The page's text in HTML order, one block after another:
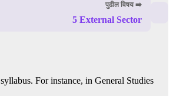
पुढील विषय ➡️
5 External Sector
For instance, in General Studies